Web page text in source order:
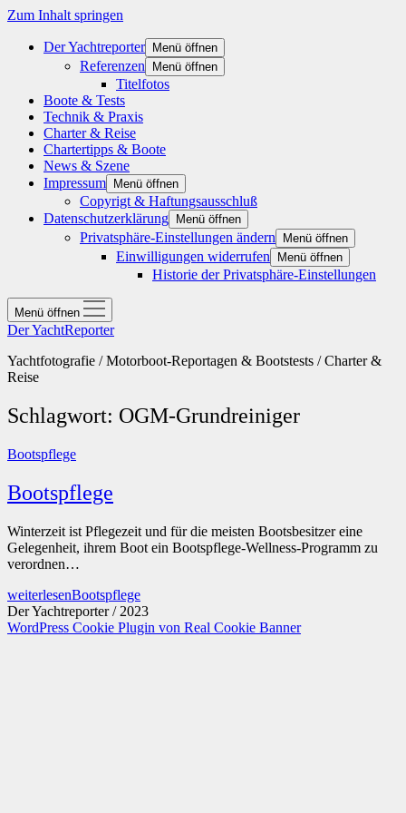
Zum Inhalt springen
Der Yachtreporter Menü öffnen
Referenzen Menü öffnen
Titelfotos
Boote & Tests
Technik & Praxis
Charter & Reise
Chartertipps & Boote
News & Szene
Impressum
Menü öffnen
Copyrigt & Haftungsausschluß
Datenschutzerklärung
Menü öffnen
Privatsphäre-Einstellungen ändern Menü öffnen
Einwilligungen widerrufen Menü öffnen
Historie der Privatsphäre-Einstellungen
Menü öffnen
Der YachtReporter
Yachtfotografie / Motorboot-Reportagen & Bootstests / Charter &
Reise
Schlagwort: OGM-Grundreiniger
Bootspflege
Bootspflege
Winterzeit ist Pflegezeit und für die meisten Bootsbesitzer eine
Gelegenheit, ihrem Boot ein Bootspflege-Wellness-Programm zu
verordnen…
weiterlesenBootspflege
Der Yachtreporter / 2023
WordPress Cookie Plugin von Real Cookie Banner